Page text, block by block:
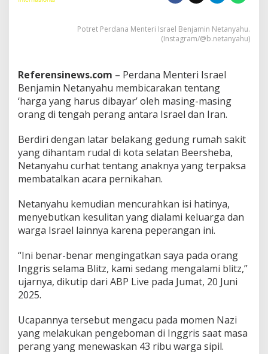
t
a
h
u
,
P
a
n
g
I
r
a
e
I
a
n
m
b
u
Potret Perdana Menteri Israel Benjamin Netanyahu.
(Instagram/@b.netanyahu)
Referensinews.com – Perdana Menteri Israel
Benjamin Netanyahu membicarakan tentang
‘harga yang harus dibayar’ oleh masing-masing
orang di tengah perang antara Israel dan Iran.
Berdiri dengan latar belakang gedung rumah sakit
yang dihantam rudal di kota selatan Beersheba,
Netanyahu curhat tentang anaknya yang terpaksa
membatalkan acara pernikahan.
Netanyahu kemudian mencurahkan isi hatinya,
menyebutkan kesulitan yang dialami keluarga dan
warga Israel lainnya karena peperangan ini.
“Ini benar-benar mengingatkan saya pada orang
Inggris selama Blitz, kami sedang mengalami blitz,”
ujarnya, dikutip dari ABP Live pada Jumat, 20 Juni
2025.
Ucapannya tersebut mengacu pada momen Nazi
yang melakukan pengeboman di Inggris saat masa
perang yang menewaskan 43 ribu warga sipil.